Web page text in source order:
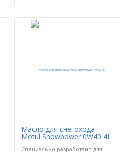
Масло для снегохода
Motul Snowpower 0W40 4L
Специально разработано для